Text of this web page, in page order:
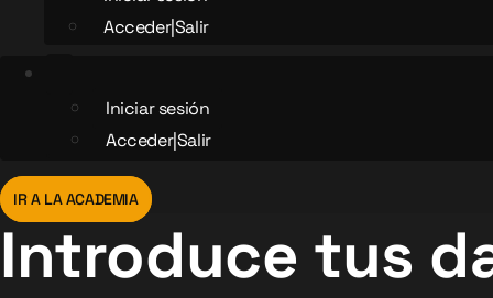
Acceder|Salir
Iniciar sesión
Acceder|Salir
IR A LA ACADEMIA
Introduce tus